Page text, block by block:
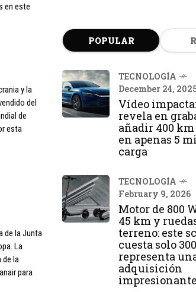
en este
y la
del
de
esta
de la Junta
La
de la
para
POPULAR
TECNOLOGÍA
December 24,
Vídeo
revela en
añadir 400
en apenas 5
carga
TECNOLOGÍA
February 9, 2026
Motor de 800
45 km y
terreno: este
cuesta solo
representa
adquisición
impresionante